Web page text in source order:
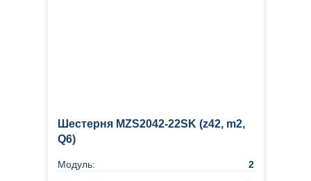
Шестерня MZS2042-22SK (z42, m2,
Q6)
Модуль: 2